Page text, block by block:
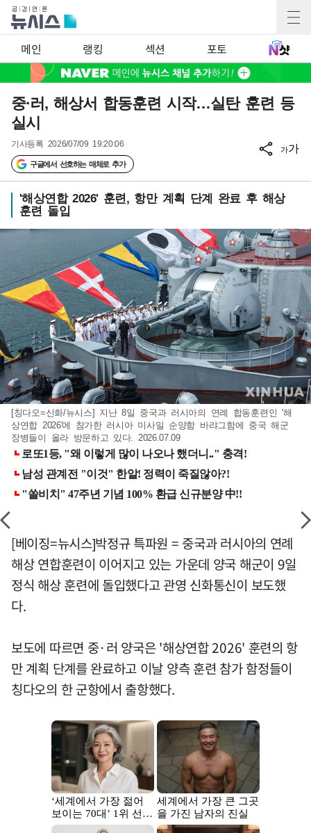
메인 랭킹 섹션 포토
중·러, 해상서 합동훈련 시작…실탄 훈련 등
실시
기사등록 2026/07/09 19:20:06
구글에서 선호하는 매체로 추가
가가
'해상연합 2026' 훈련, 항만 계획 단계 완료 후 해상
훈련 돌입
[칭다오=신화/뉴시스] 지난 8일 중국과 러시아의 연례 합동훈련인 '해
상연합 2026'에 참가한 러시아 미사일 순양함 바랴그함에 중국 해군
장병들이 올라 방문하고 있다. 2026.07.09
[베이징=뉴시스]박정규 특파원 = 중국과 러시아의 연례
해상 연합훈련이 이어지고 있는 가운데 양국 해군이 9일
정식 해상 훈련에 돌입했다고 관영 신화통신이 보도했
다.
보도에 따르면 중·러 양국은 '해상연합 2026' 훈련의 항
만 계획 단계를 완료하고 이날 양측 훈련 참가 함정들이
칭다오의 한 군항에서 출항했다.